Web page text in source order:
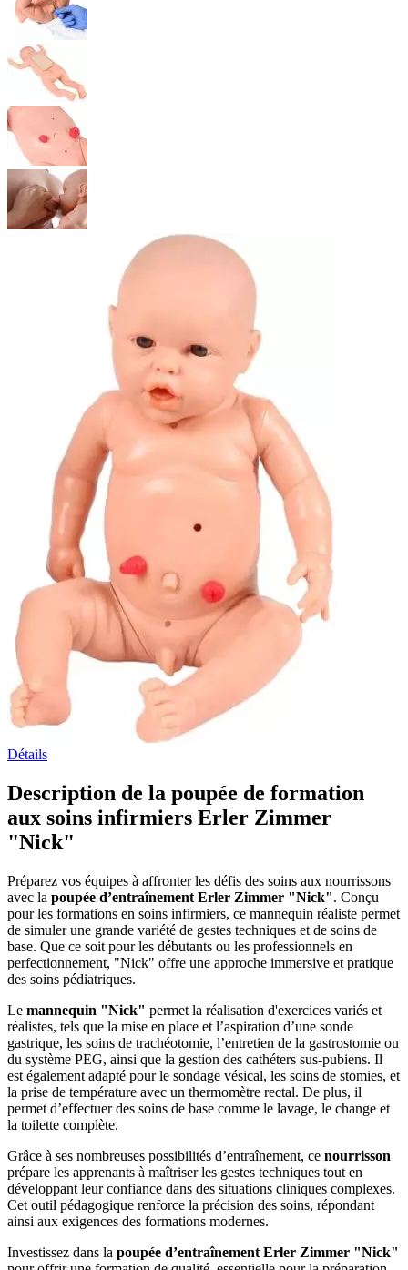
Détails
Description de la poupée de formation
aux soins infirmiers Erler Zimmer
"Nick"
Préparez vos équipes à affronter les défis des soins aux nourrissons
avec la poupée d’entraînement Erler Zimmer "Nick". Conçu
pour les formations en soins infirmiers, ce mannequin réaliste permet
de simuler une grande variété de gestes techniques et de soins de
base. Que ce soit pour les débutants ou les professionnels en
perfectionnement, "Nick" offre une approche immersive et pratique
des soins pédiatriques.
Le mannequin "Nick" permet la réalisation d'exercices variés et
réalistes, tels que la mise en place et l’aspiration d’une sonde
gastrique, les soins de trachéotomie, l’entretien de la gastrostomie ou
du système PEG, ainsi que la gestion des cathéters sus-pubiens. Il
est également adapté pour le sondage vésical, les soins de stomies, et
la prise de température avec un thermomètre rectal. De plus, il
permet d’effectuer des soins de base comme le lavage, le change et
la toilette complète.
Grâce à ses nombreuses possibilités d’entraînement, ce nourrisson
prépare les apprenants à maîtriser les gestes techniques tout en
développant leur confiance dans des situations cliniques complexes.
Cet outil pédagogique renforce la précision des soins, répondant
ainsi aux exigences des formations modernes.
Investissez dans la poupée d’entraînement Erler Zimmer "Nick"